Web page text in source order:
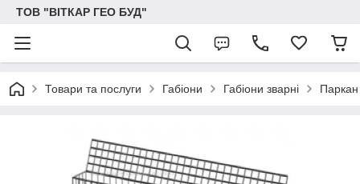
ТОВ "ВІТКАР ГЕО БУД"
Товари та послуги Габіони Габіони зварні Паркан